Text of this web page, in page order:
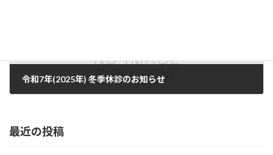
令和7年(2025年) 冬季休診のお知らせ
最近の投稿